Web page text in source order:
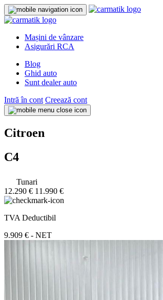
Mașini de vânzare
Asigurări RCA
Blog
Ghid auto
Sunt dealer auto
Intră în cont Creează cont
Citroen
C4
Tunari
12.290 € 11.990 €
TVA Deductibil
9.909 € - NET